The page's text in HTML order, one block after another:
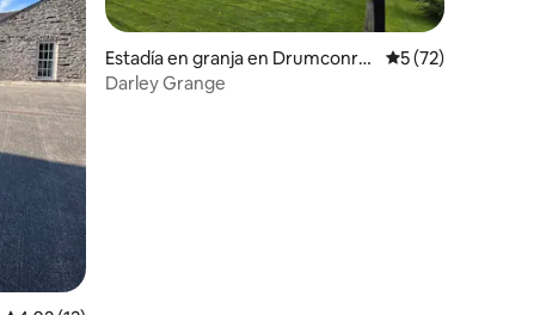
Estadía en granja en Drumconrat
h
Calificación
5 (72)
Darley Grange